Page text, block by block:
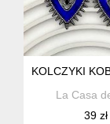
KOLCZYKI
La Casa
39 zł